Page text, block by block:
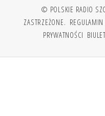
© POLSKIE RADIO
ZASTRZEŻONE.
PRYWATNOŚCI